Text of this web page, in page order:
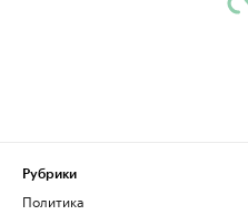
Рубрики
Политика